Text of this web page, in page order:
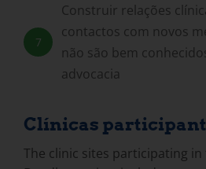
7
Construir relações
contactos com novos
não são bem
advocacia
Clínicas
The clinic sites participating in